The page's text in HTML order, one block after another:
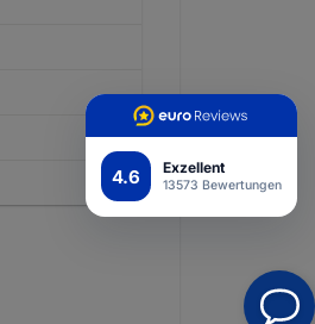
4.6 Exzellent
13573 Bewertungen